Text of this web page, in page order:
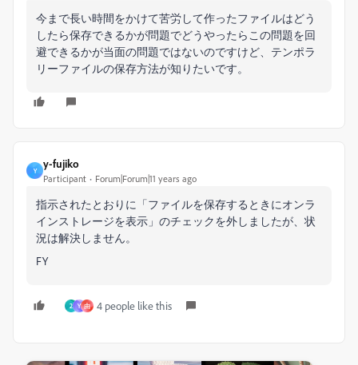
今まで長い時間をかけて苦労して作ったファイルはどう
したら保存できるかが問題でどうやったらこの問題を回
避できるかが当面の問題ではないのですけど、テンポラ
リーファイルの保存方法が知りたいです。
Y
y-fujiko
Participant Forum|Forum|11 years ago
指示されたとおりに「ファイルを保存するときにオンラ
インストレージを表示」のチェックを外しましたが、状
況は解決しません。
FY
2 Y 由 4 people like this